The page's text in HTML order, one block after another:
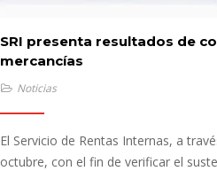
SRI presenta resultados de
mercancías
Noticias
El Servicio de Rentas Internas, a
octubre, con el fin de verificar el